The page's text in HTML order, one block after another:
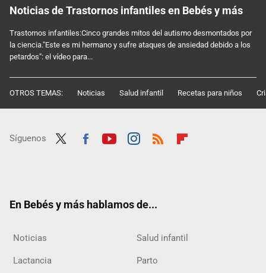
Noticias de Trastornos infantiles en Bebés y más
Trastornos infantiles:Cinco grandes mitos del autismo desmontados por
la ciencia."Este es mi hermano y sufre ataques de ansiedad debido a los
petardos": el vídeo para...
OTROS TEMAS: Noticias Salud infantil Recetas para niños
Síguenos
En Bebés y más hablamos de...
Noticias Salud infantil
Lactancia Parto